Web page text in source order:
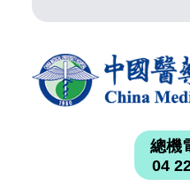
總機
04